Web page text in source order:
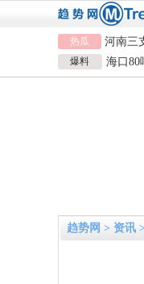
热瓜
河南三
作弊犯
女子开
毒
26岁女
爆料
海口80
报危险
趋势网 > 资讯